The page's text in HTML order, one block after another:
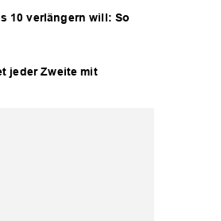
10 verlängern will: So
jeder Zweite mit